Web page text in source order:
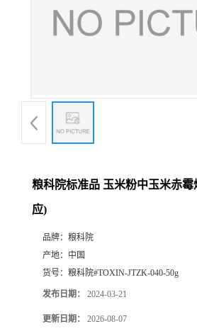
粮科院标准品 玉米粉中玉米赤
应)
品牌： 粮科院
产地： 中国
货号： 粮科院#TOXIN-JTZK-040-50g
发布日期： 2024-03-21
更新日期： 2026-08-07